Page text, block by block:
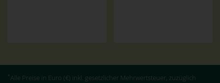
*Alle Preise in Euro (€) inkl. gesetzlicher Mehrwertsteuer, zuzüglich